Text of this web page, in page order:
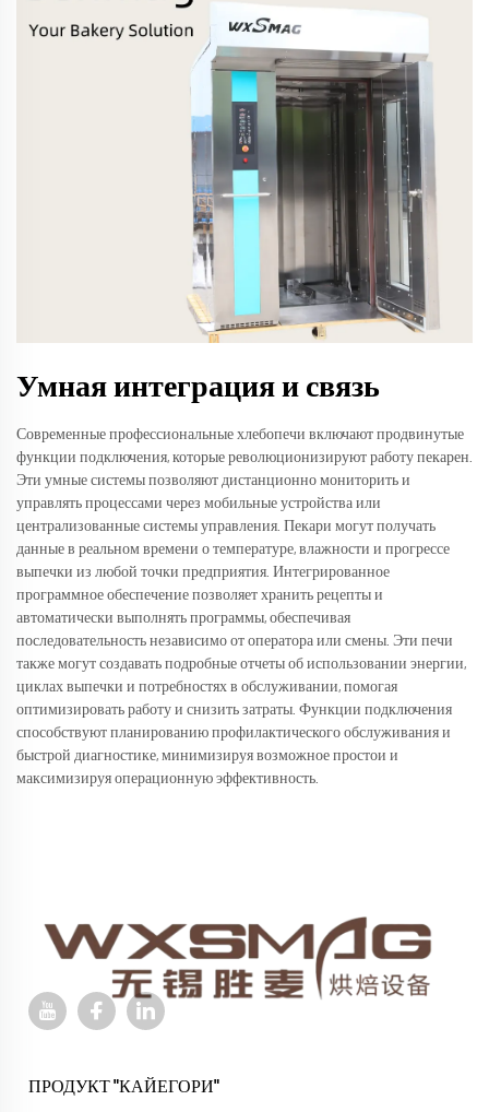
Умная интеграция и связь
Современные профессиональные хлебопечи включают продвинутые
функции подключения, которые революционизируют работу пекарен.
Эти умные системы позволяют дистанционно мониторить и
управлять процессами через мобильные устройства или
централизованные системы управления. Пекари могут получать
данные в реальном времени о температуре, влажности и прогрессе
выпечки из любой точки предприятия. Интегрированное
программное обеспечение позволяет хранить рецепты и
автоматически выполнять программы, обеспечивая
последовательность независимо от оператора или смены. Эти печи
также могут создавать подробные отчеты об использовании энергии,
циклах выпечки и потребностях в обслуживании, помогая
оптимизировать работу и снизить затраты. Функции подключения
способствуют планированию профилактического обслуживания и
быстрой диагностике, минимизируя возможное простои и
максимизируя операционную эффективность.
ПРОДУКТ "КАЙЕГОРИ"